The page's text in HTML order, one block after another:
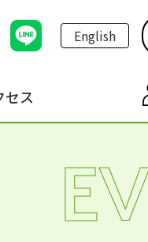
English
セス